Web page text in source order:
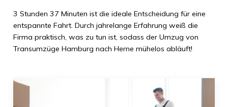
3 Stunden 37 Minuten ist die ideale Entscheidung für eine
entspannte Fahrt. Durch jahrelange Erfahrung weiß die
Firma praktisch, was zu tun ist, sodass der Umzug von
Transumzüge Hamburg nach Herne mühelos abläuft!